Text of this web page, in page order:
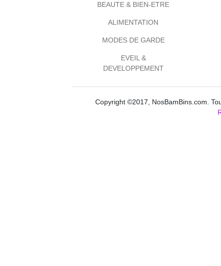
BEAUTE & BIEN-ETRE
ALIMENTATION
MODES DE GARDE
EVEIL &
DEVELOPPEMENT
Copyright ©2017, NosBamBins.com.